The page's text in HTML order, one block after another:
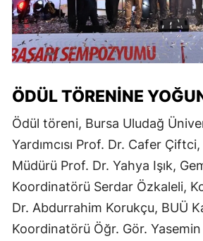
ÖDÜL TÖRENINE
Ödül töreni, Bursa Uludağ
Yardımcısı Prof. Dr. Cafer
Müdürü Prof. Dr. Yahya Işık,
Koordinatörü Serdar Özkaleli,
Dr. Abdurrahim Korukçu, BUÜ
Koordinatörü Öğr. Gör.